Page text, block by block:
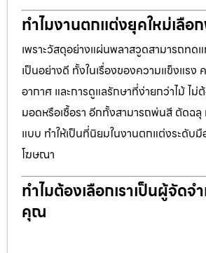
ทำไมงานตกแต่งยุคใหม่เลือ
เพราะวัสดุอย่างแผ่นพลาสวูดสามารถทด
เป็นอย่างดี ทั้งในเรื่องของความแข็งแร
อากาศ และการดูแลรักษาที่ง่ายกว่าไม้ ไม่
มอดหรือเชื้อรา อีกทั้งสามารถพ่นสี ตัดฉลุ
แบบ ทำให้เป็นที่นิยมในงานตกแต่งระดับมื
โฆษณา
ทำไมต้องเลือกเราเป็นผู้จัดจ
คุณ